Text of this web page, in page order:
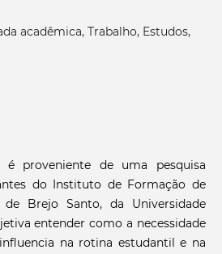
acadêmica, Trabalho, Estudos,
é proveniente de uma pesquisa
do Instituto de Formação de
de Brejo Santo, da Universidade
entender como a necessidade
na rotina estudantil e na